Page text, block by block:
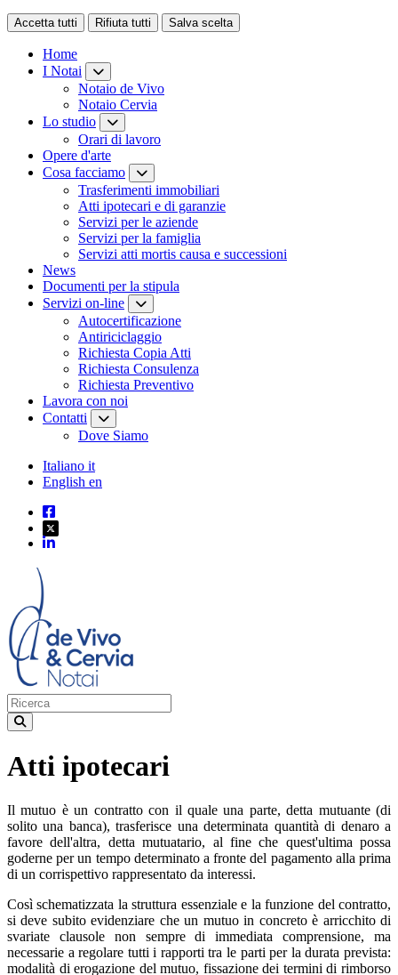
Accetta tutti Rifiuta tutti Salva scelta
Home
I Notai
Notaio de Vivo
Notaio Cervia
Lo studio
Orari di lavoro
Opere d'arte
Cosa facciamo
Trasferimenti immobiliari
Atti ipotecari e di garanzie
Servizi per le aziende
Servizi per la famiglia
Servizi atti mortis causa e successioni
News
Documenti per la stipula
Servizi on-line
Autocertificazione
Antiriciclaggio
Richiesta Copia Atti
Richiesta Consulenza
Richiesta Preventivo
Lavora con noi
Contatti
Dove Siamo
Italiano it
English en
Atti ipotecari
Il mutuo è un contratto con il quale una parte, detta mutuante (di
solito una banca), trasferisce una determinata quantità di denaro a
favore dell'altra, detta mutuatario, al fine che quest'ultima possa
goderne per un tempo determinato a fronte del pagamento alla prima
di un corrispettivo rappresentato da interessi.
Così schematizzata la struttura essenziale e la funzione del contratto,
si deve subito evidenziare che un mutuo in concreto è arricchito di
svariate clausole non sempre di immediata comprensione, ma
necessarie a regolare tutti i rapporti tra le parti per la durata prevista:
modalità di erogazione del mutuo, fissazione dei termini di rimborso